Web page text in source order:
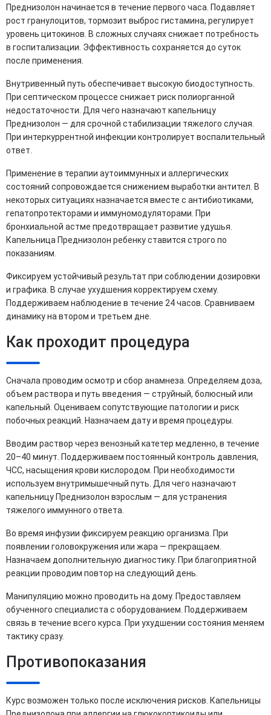
Преднизолон начинается в течение первого часа. Подавляет
рост гранулоцитов, тормозит выброс гистамина, регулирует
уровень цитокинов. В сложных случаях снижает потребность
в госпитализации. Эффективность сохраняется до суток
после применения.
Внутривенный путь обеспечивает высокую биодоступность.
При септическом процессе снижает риск полиорганной
недостаточности. Для чего назначают капельницу
Преднизолон — для срочной стабилизации тяжелого случая.
При интеркуррентной инфекции контролирует воспалительный
ответ.
Применение в терапии аутоиммунных и аллергических
состояний сопровождается снижением выработки антител. В
некоторых ситуациях назначается вместе с антибиотиками,
гепатопротекторами и иммуномодуляторами. При
бронхиальной астме предотвращает развитие удушья.
Капельница Преднизолон ребенку ставится строго по
показаниям.
Фиксируем устойчивый результат при соблюдении дозировки
и графика. В случае ухудшения корректируем схему.
Поддерживаем наблюдение в течение 24 часов. Сравниваем
динамику на втором и третьем дне.
Как проходит процедура
Сначала проводим осмотр и сбор анамнеза. Определяем доза,
объем раствора и путь введения — струйный, болюсный или
капельный. Оцениваем сопутствующие патологии и риск
побочных реакций. Назначаем дату и время процедуры.
Вводим раствор через венозный катетер медленно, в течение
20–40 минут. Поддерживаем постоянный контроль давления,
ЧСС, насыщения крови кислородом. При необходимости
используем внутримышечный путь. Для чего назначают
капельницу Преднизолон взрослым — для устранения
тяжелого иммунного ответа.
Во время инфузии фиксируем реакцию организма. При
появлении головокружения или жара — прекращаем.
Назначаем дополнительную диагностику. При благоприятной
реакции проводим повтор на следующий день.
Манипуляцию можно проводить на дому. Предоставляем
обученного специалиста с оборудованием. Поддерживаем
связь в течение всего курса. При ухудшении состояния меняем
тактику сразу.
Противопоказания
Курс возможен только после исключения рисков. Капельницы